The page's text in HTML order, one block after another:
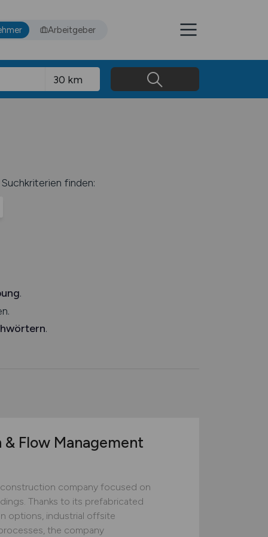
Arbeitgeber
finden:
.
.
Flow Management
company focused on
Thanks to its prefabricated
options, industrial offsite
the company